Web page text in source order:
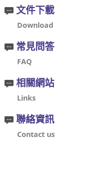
文件下載
Download
常見問答
FAQ
相關網站
Links
聯絡資訊
Contact us